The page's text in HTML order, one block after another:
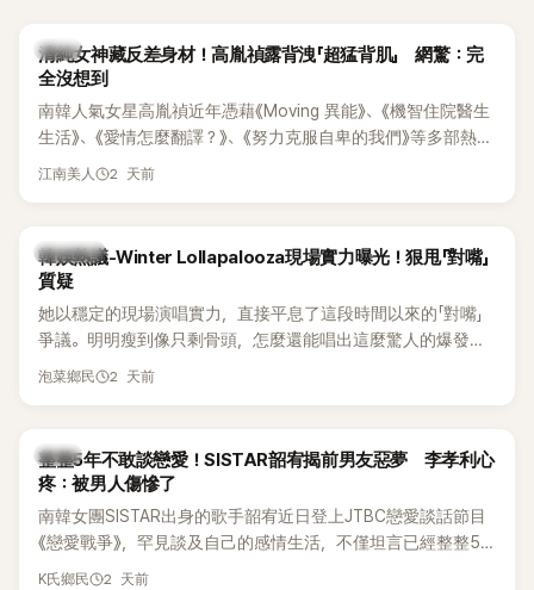
韓星
清純女神藏反差身材！高胤禎露背洩「超猛背肌」 網驚：完
全沒想到
南韓人氣女星高胤禎近年憑藉《Moving 異能》、《機智住院醫生
生活》、《愛情怎麼翻譯？》、《努力克服自卑的我們》等多部熱門
作品，躍升為韓劇新一代女神代表，不僅演技備受肯定，精緻
細身材下的超狂背肌與肩膀線條，反差感十足，讓不少網友看
傻直呼：「原來她身材這麼猛！」
江南美人 2 天前
熱議討論
韓娛熱議-Winter Lollapalooza現場實力曝光！狠甩「對嘴」
質疑
她以穩定的現場演唱實力，直接平息了這段時間以來的「對嘴」
爭議。明明瘦到像只剩骨頭，怎麼還能唱出這麼驚人的爆發力
和音量？
泡菜鄉民 2 天前
韓星
整整5年不敢談戀愛！SISTAR韶宥揭前男友惡夢 李孝利心
疼：被男人傷慘了
南韓女團SISTAR出身的歌手韶宥近日登上JTBC戀愛談話節目
《戀愛戰爭》，罕見談及自己的感情生活，不僅坦言已經整整5
年沒有談戀愛，更首度透露空窗至今的原因，全與上一段戀情
K氏鄉民 2 天前